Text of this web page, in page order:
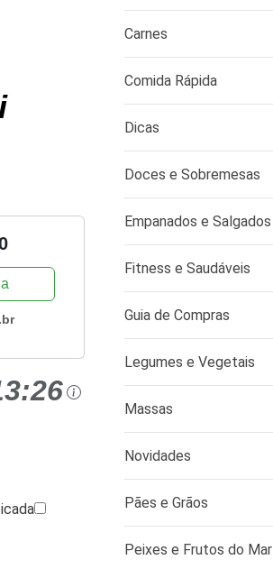
Carnes
Comida Rápida
Dicas
Doces e Sobremesas
Empanados e Salgados
Fitness e Saudáveis
Guia de Compras
Legumes e Vegetais
Massas
Novidades
Pães e Grãos
Peixes e Frutos do Mar